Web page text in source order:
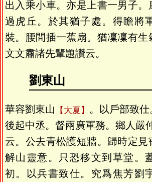
出入乘小車。亦是上書一男子。
過虎丘。於其猶子處。得瞻將
裝。腰間插一蕉扇。猶凜凜有生
文文肅諸先輩題讚云。
劉東山
華容劉東山 大夏
。以戶部致仕
後起中丞。督兩廣軍務。鄉人嚴
云。公去青松護短牆。歸時定見
解山靈意。只恐移文到草堂。
初。以兵書致仕。究爲焦芳劉